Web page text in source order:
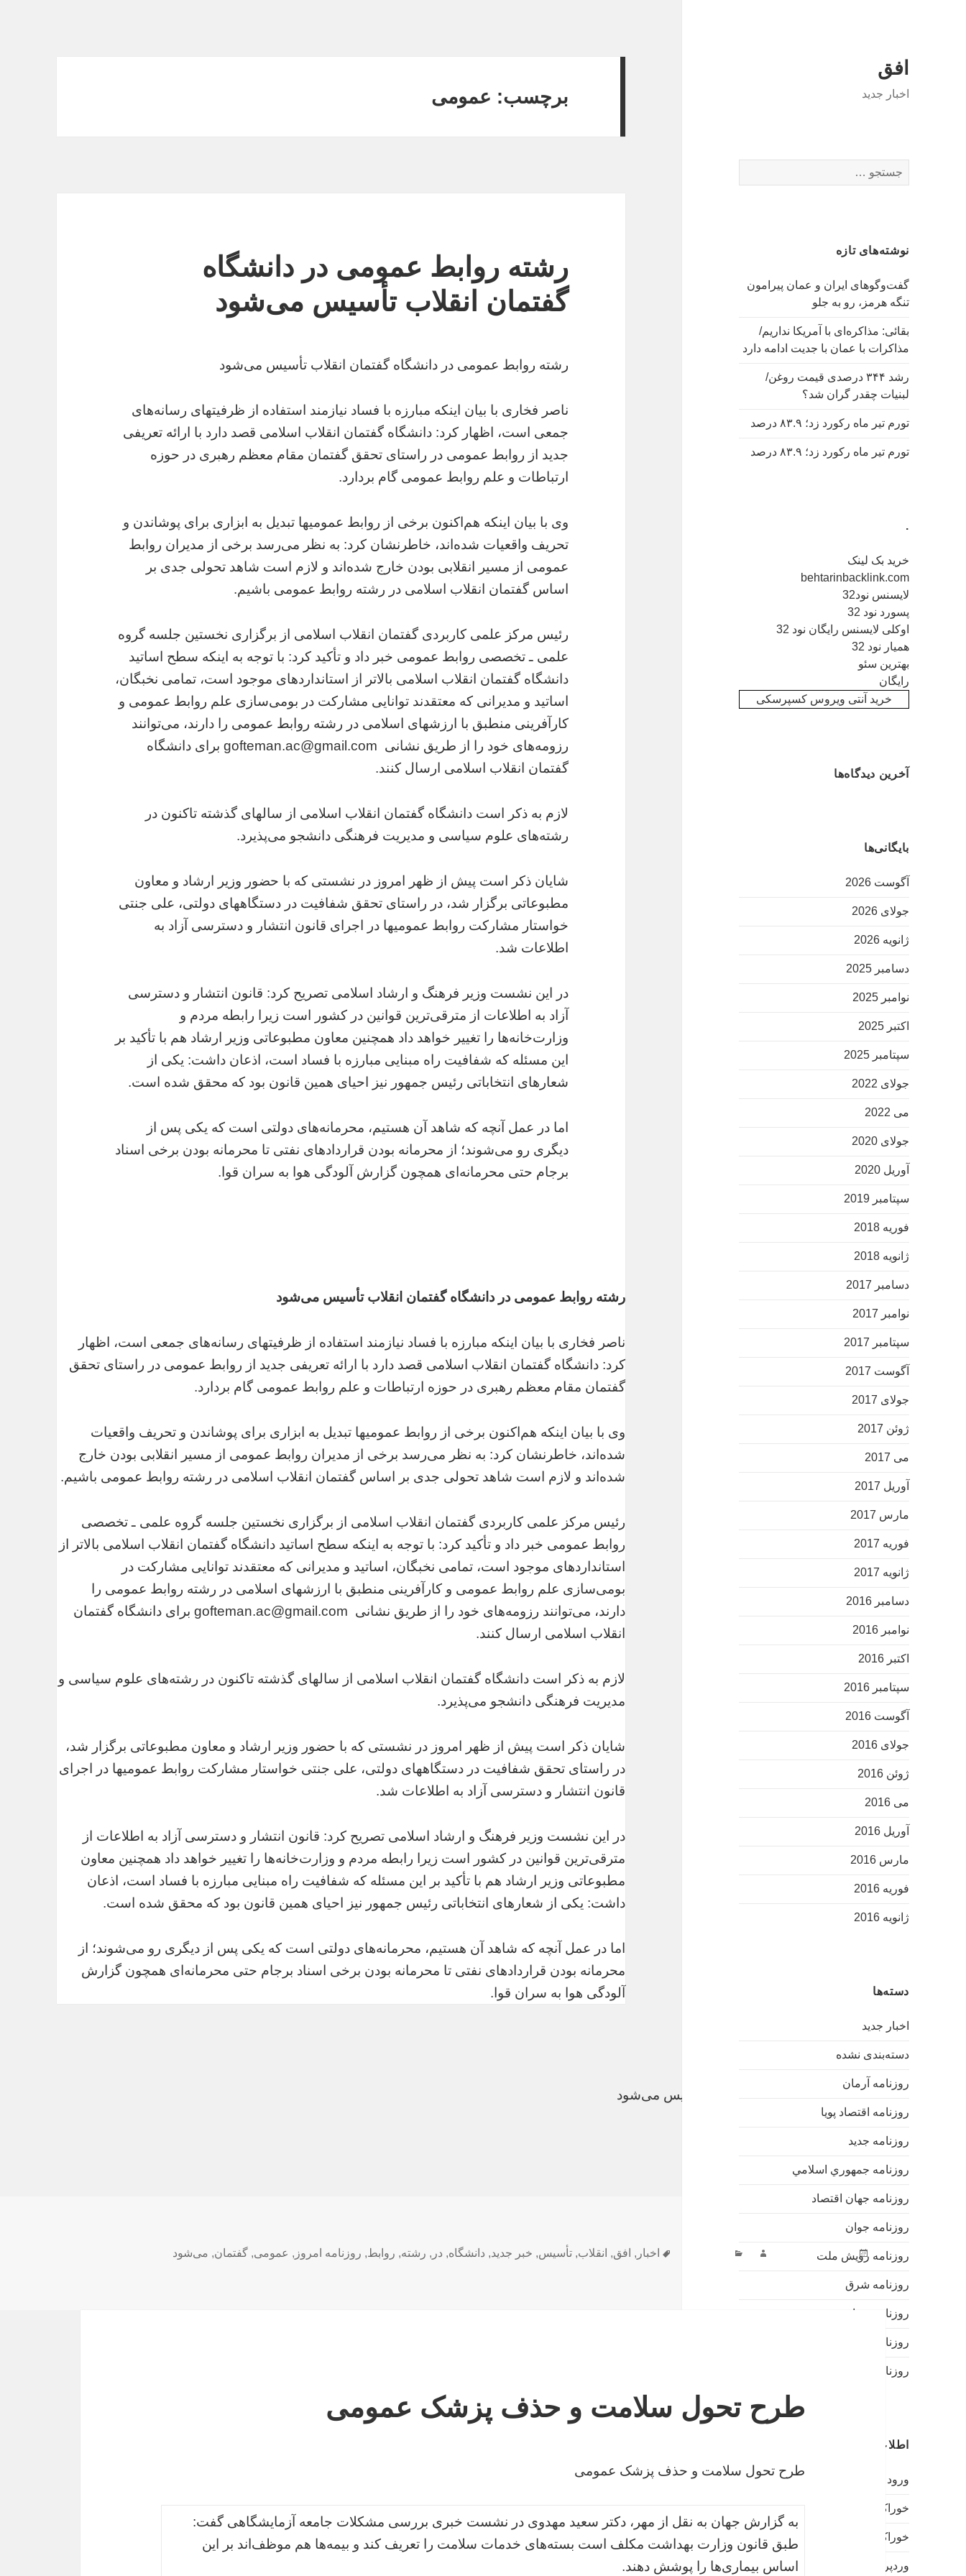
افق
اخبار جدید
برای:
نوشته‌های تازه
گفت‌وگوهای ایران و عمان پیرامون
تنگه هرمز، رو به جلو
بقائی: مذاکره‌ای با آمریکا نداریم/
مذاکرات با عمان با جدیت ادامه دارد
رشد ۳۴۴ درصدی قیمت روغن/
لبنیات چقدر گران شد؟
تورم تیر ماه رکورد زد؛ ۸۳.۹ درصد
تورم تیر ماه رکورد زد؛ ۸۳.۹ درصد
.
خرید بک لینک
behtarinbacklink.com
لایسنس نود32
پسورد نود 32
اوکلی لایسنس رایگان نود 32
همیار نود 32
بهترین سئو
رایگان
خرید آنتی ویروس کسپرسکی
آخرین دیدگاه‌ها
بایگانی‌ها
آگوست 2026
جولای 2026
ژانویه 2026
دسامبر 2025
نوامبر 2025
اکتبر 2025
سپتامبر 2025
جولای 2022
می 2022
جولای 2020
آوریل 2020
سپتامبر 2019
فوریه 2018
ژانویه 2018
دسامبر 2017
نوامبر 2017
سپتامبر 2017
آگوست 2017
جولای 2017
ژوئن 2017
می 2017
آوریل 2017
مارس 2017
فوریه 2017
ژانویه 2017
دسامبر 2016
نوامبر 2016
اکتبر 2016
سپتامبر 2016
آگوست 2016
جولای 2016
ژوئن 2016
می 2016
آوریل 2016
مارس 2016
فوریه 2016
ژانویه 2016
دسته‌ها
اخبار جدید
دسته‌بندی نشده
روزنامه آرمان
روزنامه اقتصاد پویا
روزنامه جدید
روزنامه جمهوري اسلامي
روزنامه جهان اقتصاد
روزنامه جوان
روزنامه رویش ملت
روزنامه شرق
روزنامه صبا
روزنامه قانون
روزنامه همشهری
اطلاعات
ورود
خوراک ورودی‌ها
خوراک دیدگاه‌ها
وردپرس
برچسب: عمومی
رشته روابط عمومی در دانشگاه
گفتمان انقلاب تأسیس می‌شود
رشته روابط عمومی در دانشگاه گفتمان انقلاب تأسیس می‌شود
ناصر فخاری با بیان اینکه مبارزه با فساد نیازمند استفاده از ظرفیتهای رسانه‌های
جمعی است، اظهار کرد: دانشگاه گفتمان انقلاب اسلامی قصد دارد با ارائه تعریفی
جدید از روابط عمومی در راستای تحقق گفتمان مقام معظم رهبری در حوزه
ارتباطات و علم روابط عمومی گام بردارد.
وی با بیان اینکه هم‌اکنون برخی از روابط عمومیها تبدیل به ابزاری برای پوشاندن و
تحریف واقعیات شده‌اند، خاطر‌نشان کرد: به نظر می‌رسد برخی از مدیران روابط
عمومی از مسیر انقلابی بودن خارج شده‌اند و لازم است شاهد تحولی جدی بر
اساس گفتمان انقلاب اسلامی در رشته روابط عمومی باشیم.
رئیس مرکز علمی کاربردی گفتمان انقلاب اسلامی از برگزاری نخستین جلسه گروه
علمی ـ تخصصی روابط عمومی خبر داد و تأکید کرد: با توجه به اینکه سطح اساتید
دانشگاه گفتمان انقلاب اسلامی بالاتر از استانداردهای موجود است، تمامی نخبگان،
اساتید و مدیرانی که معتقدند توانایی مشارکت در بومی‌سازی علم روابط عمومی و
کارآفرینی منطبق با ارزشهای اسلامی در رشته روابط عمومی را دارند، می‌توانند
رزومه‌های خود را از طریق نشانی gofteman.ac@gmail.com برای دانشگاه
گفتمان انقلاب اسلامی ارسال کنند.
لازم به ذکر است دانشگاه گفتمان انقلاب اسلامی از سالهای گذشته تا‌کنون در
رشته‌های علوم سیاسی و مدیریت فرهنگی دانشجو می‌پذیرد.
شایان ذکر است پیش از ظهر امروز در نشستی که با حضور وزیر ارشاد و معاون
مطبوعاتی برگزار شد، در راستای تحقق شفافیت در دستگاههای دولتی، علی جنتی
خواستار مشارکت روابط عمومیها در اجرای قانون انتشار و دسترسی آزاد به
اطلاعات شد.
در این نشست وزیر فرهنگ و ارشاد اسلامی تصریح کرد: قانون انتشار و دسترسی
آزاد به اطلاعات از مترقی‌ترین قوانین در کشور است زیرا رابطه مردم و
وزارت‌خانه‌ها را تغییر خواهد داد همچنین معاون مطبوعاتی وزیر ارشاد هم با تأکید بر
این مسئله که شفافیت راه مبنایی مبارزه با فساد است، اذعان داشت: یکی از
شعارهای انتخاباتی رئیس جمهور نیز احیای همین قانون بود که محقق شده است.
اما در عمل آنچه که شاهد آن هستیم، محرمانه‌های دولتی است که یکی پس از
دیگری رو می‌شوند؛ از محرمانه بودن قراردادهای نفتی تا محرمانه بودن برخی اسناد
برجام حتی محرمانه‌ای همچون گزارش آلودگی هوا به سران قوا.
رشته روابط عمومی در دانشگاه گفتمان انقلاب تأسیس می‌شود
ناصر فخاری با بیان اینکه مبارزه با فساد نیازمند استفاده از ظرفیتهای رسانه‌های جمعی است، اظهار
کرد: دانشگاه گفتمان انقلاب اسلامی قصد دارد با ارائه تعریفی جدید از روابط عمومی در راستای تحقق
گفتمان مقام معظم رهبری در حوزه ارتباطات و علم روابط عمومی گام بردارد.
وی با بیان اینکه هم‌اکنون برخی از روابط عمومیها تبدیل به ابزاری برای پوشاندن و تحریف واقعیات
شده‌اند، خاطر‌نشان کرد: به نظر می‌رسد برخی از مدیران روابط عمومی از مسیر انقلابی بودن خارج
شده‌اند و لازم است شاهد تحولی جدی بر اساس گفتمان انقلاب اسلامی در رشته روابط عمومی باشیم.
رئیس مرکز علمی کاربردی گفتمان انقلاب اسلامی از برگزاری نخستین جلسه گروه علمی ـ تخصصی
روابط عمومی خبر داد و تأکید کرد: با توجه به اینکه سطح اساتید دانشگاه گفتمان انقلاب اسلامی بالاتر از
استانداردهای موجود است، تمامی نخبگان، اساتید و مدیرانی که معتقدند توانایی مشارکت در
بومی‌سازی علم روابط عمومی و کارآفرینی منطبق با ارزشهای اسلامی در رشته روابط عمومی را
دارند، می‌توانند رزومه‌های خود را از طریق نشانی gofteman.ac@gmail.com برای دانشگاه گفتمان
انقلاب اسلامی ارسال کنند.
لازم به ذکر است دانشگاه گفتمان انقلاب اسلامی از سالهای گذشته تا‌کنون در رشته‌های علوم سیاسی و
مدیریت فرهنگی دانشجو می‌پذیرد.
شایان ذکر است پیش از ظهر امروز در نشستی که با حضور وزیر ارشاد و معاون مطبوعاتی برگزار شد،
در راستای تحقق شفافیت در دستگاههای دولتی، علی جنتی خواستار مشارکت روابط عمومیها در اجرای
قانون انتشار و دسترسی آزاد به اطلاعات شد.
در این نشست وزیر فرهنگ و ارشاد اسلامی تصریح کرد: قانون انتشار و دسترسی آزاد به اطلاعات از
مترقی‌ترین قوانین در کشور است زیرا رابطه مردم و وزارت‌خانه‌ها را تغییر خواهد داد همچنین معاون
مطبوعاتی وزیر ارشاد هم با تأکید بر این مسئله که شفافیت راه مبنایی مبارزه با فساد است، اذعان
داشت: یکی از شعارهای انتخاباتی رئیس جمهور نیز احیای همین قانون بود که محقق شده است.
اما در عمل آنچه که شاهد آن هستیم، محرمانه‌های دولتی است که یکی پس از دیگری رو می‌شوند؛ از
محرمانه بودن قراردادهای نفتی تا محرمانه بودن برخی اسناد برجام حتی محرمانه‌ای همچون گزارش
آلودگی هوا به سران قوا.
رشته روابط عمومی در دانشگاه گفتمان انقلاب تأسیس می‌شود
خرید بک لینک رنک 4
ارسال
در
جولای 23, 2016 نویسنده برچسب‌ها
اخبار , افق, انقلاب,تأسیس, خبر جدید, دانشگاه, در , رشته, روابط, روزنامه امروز , عمومی,گفتمان, می‌شود
طرح تحول سلامت و حذف پزشک عمومی
طرح تحول سلامت و حذف پزشک عمومی
به گزارش جهان به نقل از مهر، دکتر سعید مهدوی در نشست خبری بررسی مشکلات جامعه آزمایشگاهی گفت:
طبق قانون وزارت بهداشت مکلف است بسته‌های خدمات سلامت را تعریف کند و بیمه‌ها هم موظف‌اند بر این
اساس بیماری‌ها را پوشش دهند.